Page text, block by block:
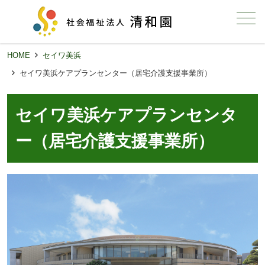
メニュー
HOME
セイワ美浜
セイワ美浜ケアプランセンター（居宅介護支援事業所）
セイワ美浜ケアプランセンタ
ー（居宅介護支援事業所）